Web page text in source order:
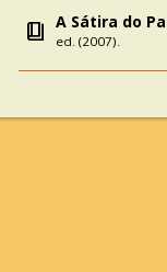
book_4 A Sátira do
ed. (2007).